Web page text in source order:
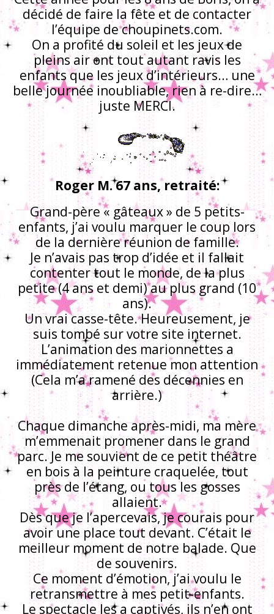
décidé de faire la fête et de contacter
l’équipe de choupinets.com.
On a profité du soleil et les jeux de
pleins air ont tout autant ravis les
enfants que les jeux d’intérieurs… une
belle journée inoubliable, rien à re-dire…
juste MERCI.
Roger M. 67 ans, retraité:
Grand-père « gâteaux » de 5 petits-
enfants, j’ai voulu marquer le coup lors
de la dernière réunion de famille.
Je n’avais pas trop d’idée et il fallait
contenter tout le monde, de la plus
petite (4 ans et demi) au plus grand (10
ans).
Un vrai casse-tête. Heureusement, je
suis tombé sur votre site internet.
L’animation des marionnettes a
immédiatement retenue mon attention
(Cela m’a ramené des décennies en
arrière.)
Chaque dimanche après-midi, ma mère
m’emmenait promener dans le grand
parc. Je me souvient de ce petit théâtre
en bois à la peinture craquelée, tout
près de l’étang, ou tous les gosses
allaient.
Dès que je l’apercevais, je courais pour
avoir une place tout devant. C’était le
meilleur moment de notre balade. Que
de souvenirs.
Ce moment d’émotion, j’ai voulu le
retransmettre à mes petit-enfants.
Le spectacle les a captivés, ils n’en ont